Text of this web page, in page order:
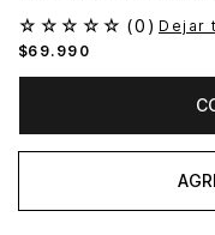
☆ ☆ ☆ ☆ ☆ (0 ) Dejar
$69. 990